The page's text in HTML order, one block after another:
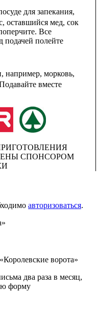
для запекания,
оставшийся мед, сок
Все
подачей полейте
например, морковь,
вместе
СПОНСОРОМ
авторизоваться.
ворота»
два раза в месяц,
форму